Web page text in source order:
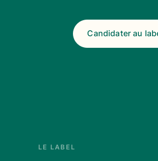
Candidater au
LE LABEL